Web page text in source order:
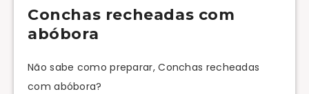
Conchas recheadas com
abóbora
Não sabe como preparar, Conchas recheadas
com abóbora?